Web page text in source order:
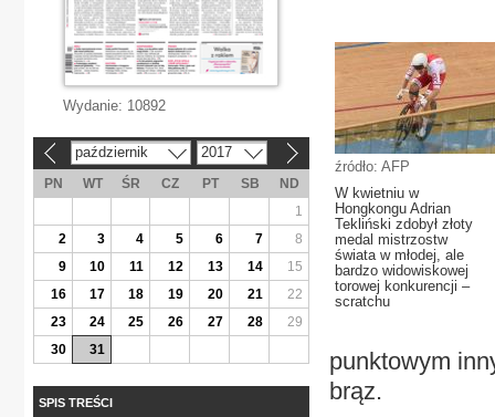
źródło: AFP
W kwietniu w
Hongkongu Adrian
Tekliński zdobył złoty
medal mistrzostw
świata w młodej, ale
bardzo widowiskowej
torowej konkurencji –
scratchu
punktowym
brąz.
Wydanie: 10892
październik 2017
PN WT ŚR CZ PT SB
ND
1
2
3 4 5 6 7
8
9
10 11 12 13 14
15
16
17 18 19 20 21
22
23
24 25 26 27 28
29
30
31
SPIS TREŚCI